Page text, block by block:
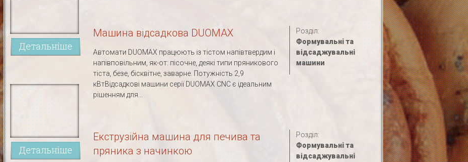
Детальніше
Машина відсадкова DUOMAX
Автомати DUOMAX працюють із тістом напівтвердим і
напівповільним, як-от: пісочне, деякі типи пряникового
тіста, безе, бісквітне, заварне. Потужність 2,9
кВтВідсадкові машини серії DUOMAX CNC є ідеальним
рішенням для...
Розділ:
Формувальні та
відсаджувальні
машини
Детальніше
Екструзійна машина для печива та
пряника з начинкою
Розділ:
Формувальні та
відсаджувальні